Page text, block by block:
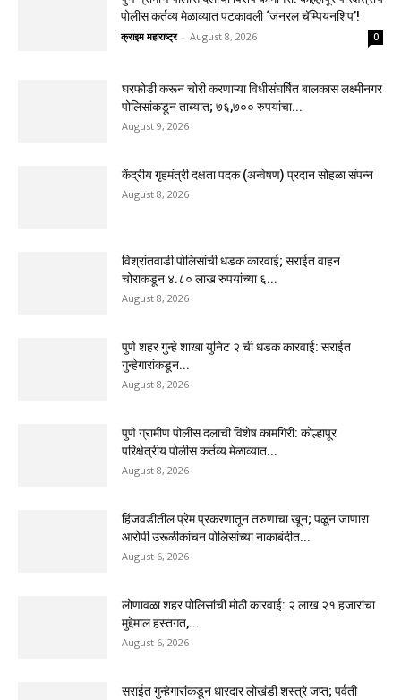
पोलीस कर्तव्य मेळाव्यात पटकावली ‘जनरल चॅम्पियनशिप’!
क्राइम महाराष्ट्र - August 8, 2026 0
घरफोडी करून चोरी करणाऱ्या विधीसंघर्षित बालकास लक्ष्मीनगर
पोलिसांकडून ताब्यात; ७६,७०० रुपयांचा...
August 9, 2026
केंद्रीय गृहमंत्री दक्षता पदक (अन्वेषण) प्रदान सोहळा संपन्न
August 8, 2026
विश्रांतवाडी पोलिसांची धडक कारवाई; सराईत वाहन
चोराकडून ४.८० लाख रुपयांच्या ६...
August 8, 2026
पुणे शहर गुन्हे शाखा युनिट २ ची धडक कारवाई: सराईत
गुन्हेगारांकडून...
August 8, 2026
पुणे ग्रामीण पोलीस दलाची विशेष कामगिरी: कोल्हापूर
परिक्षेत्रीय पोलीस कर्तव्य मेळाव्यात...
August 8, 2026
हिंजवडीतील प्रेम प्रकरणातून तरुणाचा खून; पळून जाणारा
आरोपी उरूळीकांचन पोलिसांच्या नाकाबंदीत...
August 6, 2026
लोणावळा शहर पोलिसांची मोठी कारवाई: २ लाख २१ हजारांचा
मुद्देमाल हस्तगत,...
August 6, 2026
सराईत गुन्हेगारांकडून धारदार लोखंडी शस्त्रे जप्त; पर्वती